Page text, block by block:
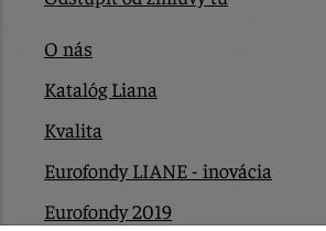
O nás
Katalóg Liana
Kvalita
Eurofondy LIANE - inovácia
Eurofondy 2019